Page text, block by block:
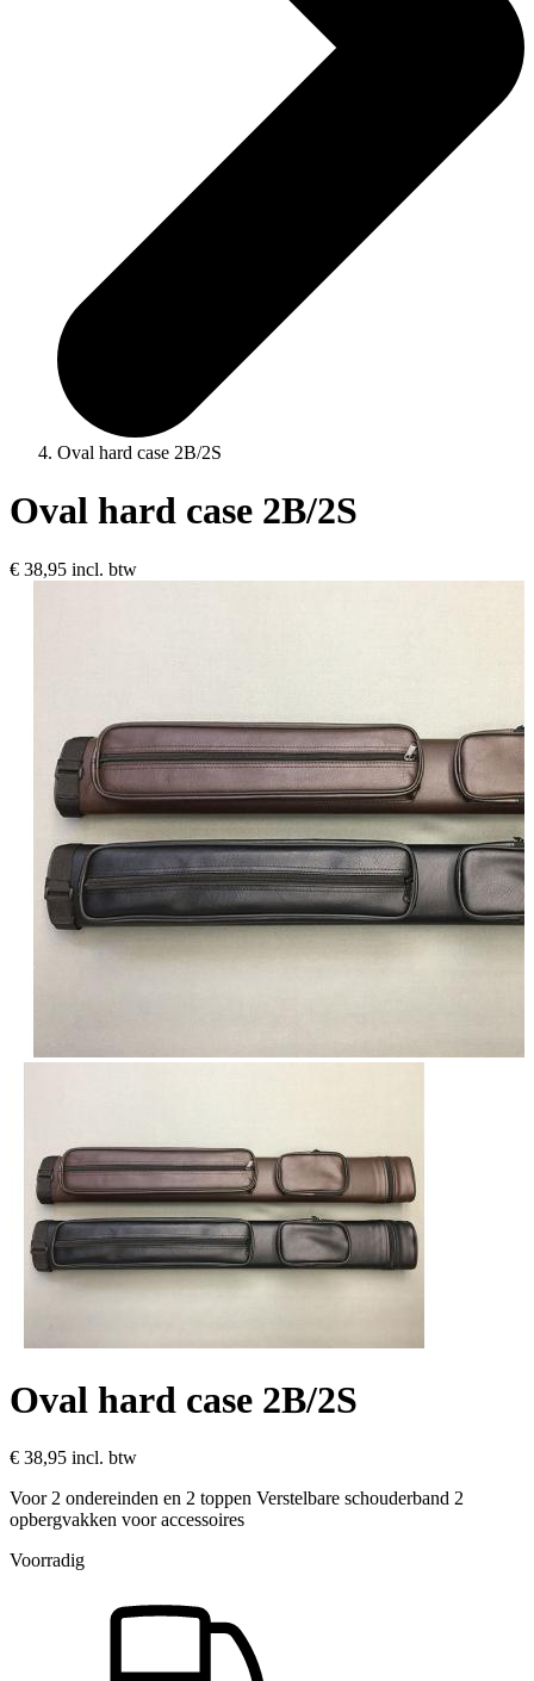
Oval hard case 2B/2S
Oval hard case 2B/2S
€ 38,95 incl. btw
Oval hard case 2B/2S
€ 38,95 incl. btw
Voor 2 ondereinden en 2 toppen Verstelbare schouderband 2
opbergvakken voor accessoires
Voorradig